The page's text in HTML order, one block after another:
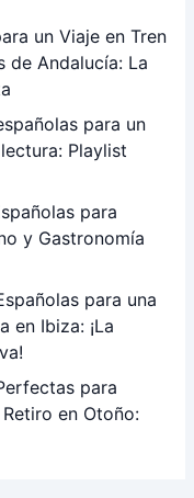
un Viaje en Tren
de Andalucía: La
para un
Playlist
para
y Gastronomía
para una
en Ibiza: ¡La
para
en Otoño: